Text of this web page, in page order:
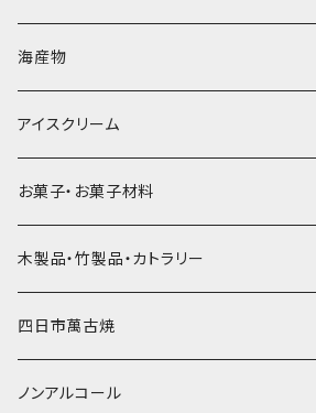
氷河の氷
氷アイテム
無添加瓶シロップ
発泡スチロール無地-使い捨て
発泡スチロールプリント柄
かき氷スプーン・スプーンストロー
プラスチック・スプーン
プラスチック・スプーンストロー
コンデンスミルク・練乳・あんこ
かき氷セット
その他かき氷用品
ドライアイス5ｋｇ
ドライアイス8ｋｇ
ドライアイス10ｋｇ
ドライアイス15ｋｇ
ドライアイス20ｋｇ
ドライアイス25ｋｇ
ビール・グラス
タンブラー
かき氷器
肉まん・あんまん
パスタ・スパゲッティ
惣菜
海産物
アイスクリーム
お菓子・お菓子材料
木製品・竹製品・カトラリー
四日市萬古焼
土鍋・土釜
ノンアルコール